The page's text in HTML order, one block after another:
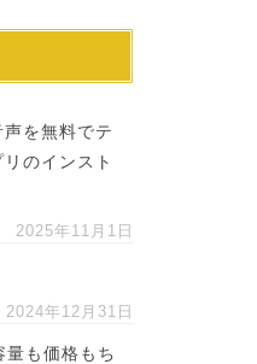
を無料でテ
のインスト
2025年11月1日
2024年12月31日
も価格もち